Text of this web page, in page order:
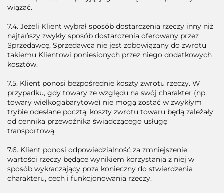
wiązać.
7.4. Jeżeli Klient wybrał sposób dostarczenia rzeczy inny niż
najtańszy zwykły sposób dostarczenia oferowany przez
Sprzedawcę, Sprzedawca nie jest zobowiązany do zwrotu
takiemu Klientowi poniesionych przez niego dodatkowych
kosztów.
7.5. Klient ponosi bezpośrednie koszty zwrotu rzeczy. W
przypadku, gdy towary ze względu na swój charakter (np.
towary wielkogabarytowe) nie mogą zostać w zwykłym
trybie odesłane pocztą, koszty zwrotu towaru będą zależały
od cennika przewoźnika świadczącego usługę
transportową.
7.6. Klient ponosi odpowiedzialność za zmniejszenie
wartości rzeczy będące wynikiem korzystania z niej w
sposób wykraczający poza konieczny do stwierdzenia
charakteru, cech i funkcjonowania rzeczy.